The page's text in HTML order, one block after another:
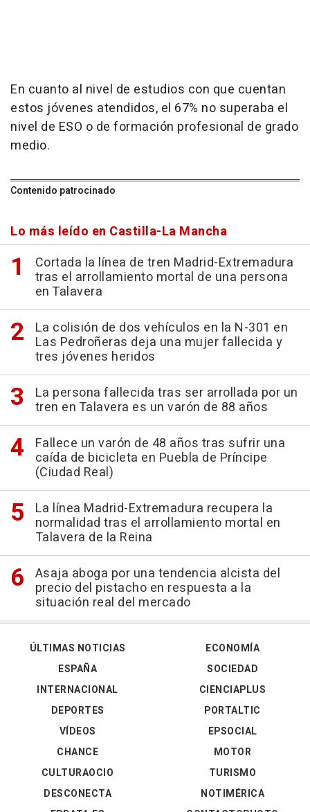
En cuanto al nivel de estudios con que cuentan
estos jóvenes atendidos, el 67% no superaba el
nivel de ESO o de formación profesional de grado
medio.
Contenido patrocinado
Lo más leído en Castilla-La Mancha
Cortada la línea de tren Madrid-Extremadura
tras el arrollamiento mortal de una persona
en Talavera
La colisión de dos vehículos en la N-301 en
Las Pedroñeras deja una mujer fallecida y
tres jóvenes heridos
La persona fallecida tras ser arrollada por un
tren en Talavera es un varón de 88 años
Fallece un varón de 48 años tras sufrir una
caída de bicicleta en Puebla de Príncipe
(Ciudad Real)
La línea Madrid-Extremadura recupera la
normalidad tras el arrollamiento mortal en
Talavera de la Reina
Asaja aboga por una tendencia alcista del
precio del pistacho en respuesta a la
situación real del mercado
ÚLTIMAS NOTICIAS
ESPAÑA
INTERNACIONAL
DEPORTES
VÍDEOS
ECONOMÍA
SOCIEDAD
CIENCIAPLUS
PORTALTIC
EPSOCIAL
CHANCE
CULTURAOCIO
DESCONECTA
MOTOR
TURISMO
NOTIMÉRICA